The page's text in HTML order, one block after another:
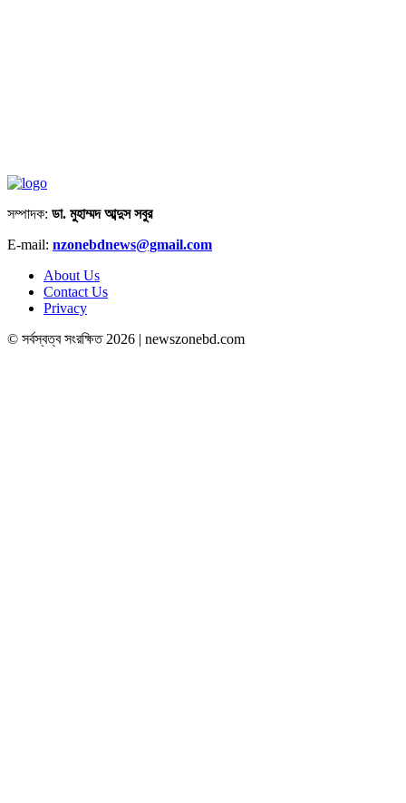
সম্পাদক: ডা. মুহাম্মদ আব্দুস সবুর
E-mail: nzonebdnews@gmail.com
About Us
Contact Us
Privacy
© সর্বস্বত্ব সংরক্ষিত 2026 | newszonebd.com